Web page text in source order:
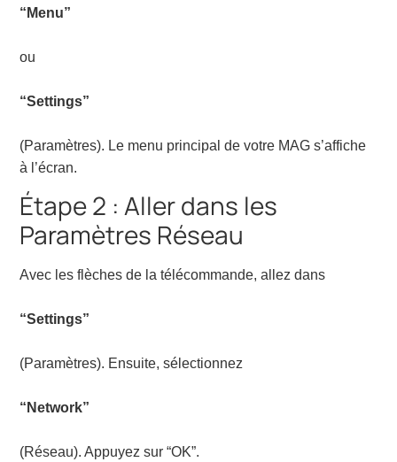
“Menu”
ou
“Settings”
(Paramètres). Le menu principal de votre MAG s’affiche
à l’écran.
Étape 2 : Aller dans les
Paramètres Réseau
Avec les flèches de la télécommande, allez dans
“Settings”
(Paramètres). Ensuite, sélectionnez
“Network”
(Réseau). Appuyez sur “OK”.